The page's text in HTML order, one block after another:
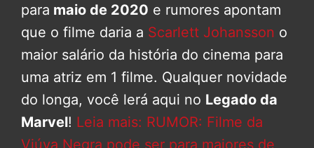
para maio de 2020 e rumores apontam
que o filme daria a Scarlett Johansson o
maior salário da história do cinema para
uma atriz em 1 filme. Qualquer novidade
do longa, você lerá aqui no Legado da
Marvel! Leia mais: RUMOR: Filme da
Viúva Negra pode ser para maiores de